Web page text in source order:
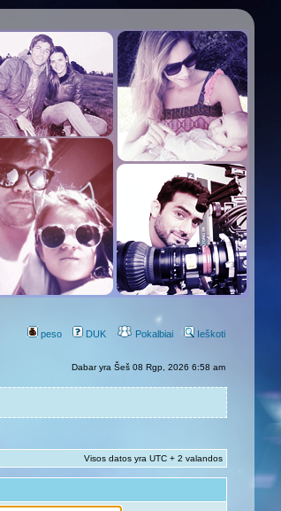
peso
DUK Pokalbiai Ieškoti
Dabar yra Šeš 08 Rgp, 2026 6:58 am
Visos datos yra UTC + 2 valandos